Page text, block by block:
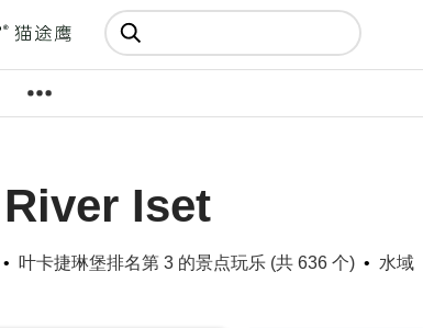
十亿条
Iset
叶卡捷琳堡排名第 3 的景点玩乐 (共 636 个) 水域